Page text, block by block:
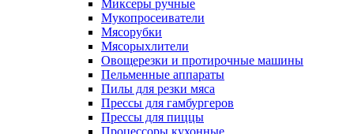
Миксеры ручные
Мукопросеиватели
Мясорубки
Мясорыхлители
Овощерезки и протирочные машины
Пельменные аппараты
Пилы для резки мяса
Прессы для гамбургеров
Прессы для пиццы
Процессоры кухонные